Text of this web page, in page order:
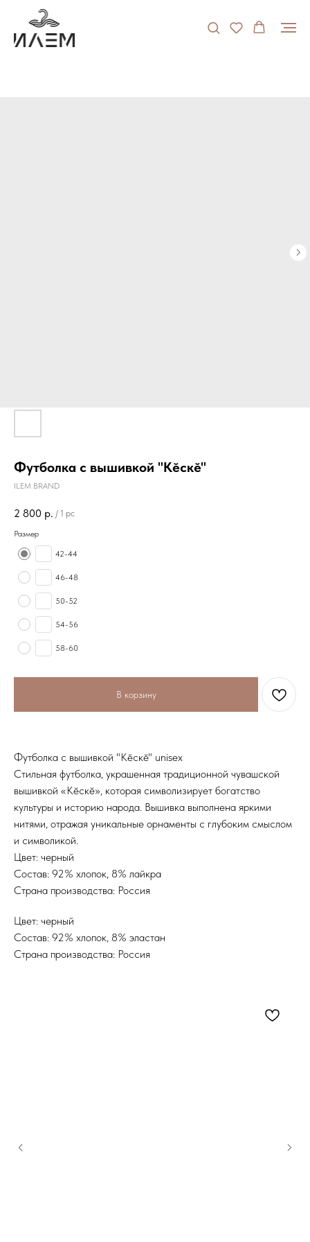
Футболка с вышивкой "Кӗскӗ"
ILEM BRAND
2 800 р. / 1 pc
Размер
42-44
46-48
50-52
54-56
58-60
В корзину
Футболка с вышивкой "Кӗскӗ" unisex
Стильная футболка, украшенная традиционной чувашской
вышивкой «Кӗскӗ», которая символизирует богатство
культуры и историю народа. Вышивка выполнена яркими
нитями, отражая уникальные орнаменты с глубоким смыслом
и символикой.
Цвет: черный
Состав: 92% хлопок, 8% лайкра
Страна производства: Россия
Цвет: черный
Состав: 92% хлопок, 8% эластан
Страна производства: Россия